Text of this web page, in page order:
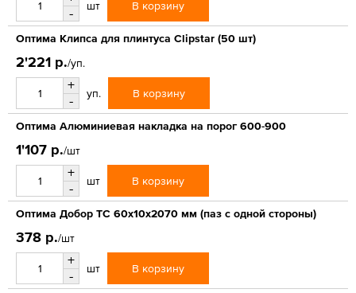
-
шт В корзину
Оптима Клипса для плинтуса Clipstar (50 шт)
2'221 р./уп.
+
-
уп. В корзину
Оптима Алюминиевая накладка на порог 600-900
1'107 р./шт
+
-
шт В корзину
Оптима Добор ТС 60х10х2070 мм (паз с одной стороны)
378 р./шт
+
-
шт В корзину